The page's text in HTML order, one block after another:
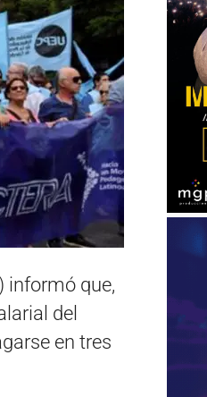
informó que,
del
en tres